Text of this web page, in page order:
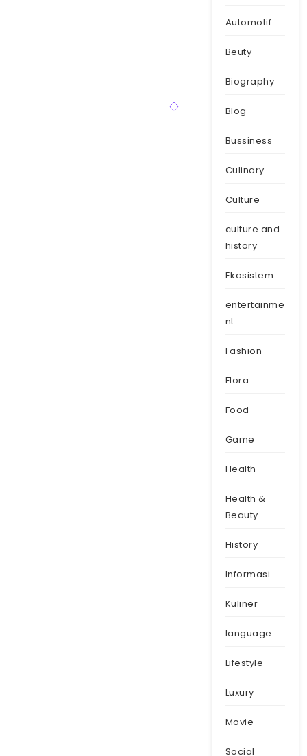
Automotif
Beuty
Biography
Blog
Bussiness
Culinary
Culture
culture and
history
Ekosistem
entertainme
nt
Fashion
Flora
Food
Game
Health
Health &
Beauty
History
Informasi
Kuliner
language
Lifestyle
Luxury
Movie
Social